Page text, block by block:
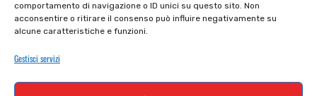
comportamento di navigazione o ID unici su questo sito. Non
acconsentire o ritirare il consenso può influire negativamente su
alcune caratteristiche e funzioni.
Gestisci servizi
Cookie policy
Termini e condizioni